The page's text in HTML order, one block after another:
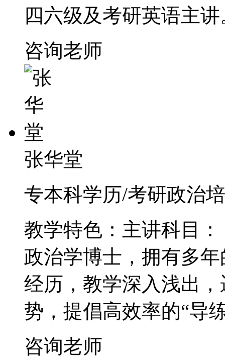
四六级及考研英语主讲
咨询老师
张华堂
专本科学历/考研政治
教学特色：主讲科目
政治学博士，拥有多
经历，教学深入浅出
势，提倡高效率的“导
咨询老师